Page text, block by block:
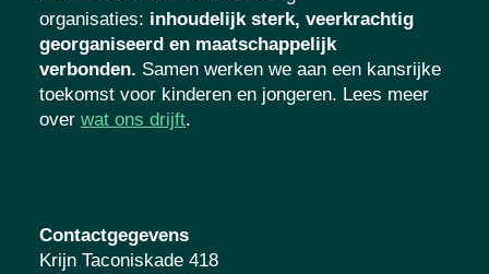
organisaties: inhoudelijk sterk, veerkrachtig
georganiseerd en maatschappelijk
verbonden. Samen werken we aan een kansrijke
toekomst voor kinderen en jongeren. Lees meer
over wat ons drijft.
Contactgegevens
Krijn Taconiskade 418